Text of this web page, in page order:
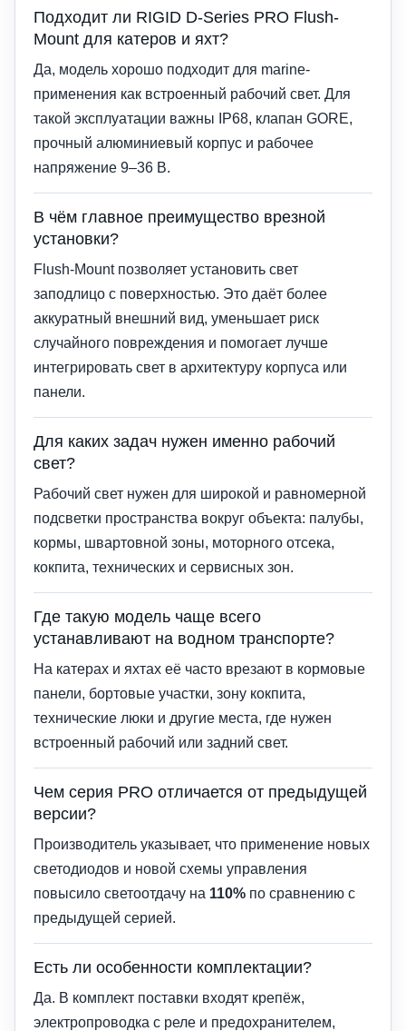
Подходит ли RIGID D-Series PRO Flush-
Mount для катеров и яхт?
Да, модель хорошо подходит для marine-
применения как встроенный рабочий свет. Для
такой эксплуатации важны IP68, клапан GORE,
прочный алюминиевый корпус и рабочее
напряжение 9–36 В.
В чём главное преимущество врезной
установки?
Flush-Mount позволяет установить свет
заподлицо с поверхностью. Это даёт более
аккуратный внешний вид, уменьшает риск
случайного повреждения и помогает лучше
интегрировать свет в архитектуру корпуса или
панели.
Для каких задач нужен именно рабочий
свет?
Рабочий свет нужен для широкой и равномерной
подсветки пространства вокруг объекта: палубы,
кормы, швартовной зоны, моторного отсека,
кокпита, технических и сервисных зон.
Где такую модель чаще всего
устанавливают на водном транспорте?
На катерах и яхтах её часто врезают в кормовые
панели, бортовые участки, зону кокпита,
технические люки и другие места, где нужен
встроенный рабочий или задний свет.
Чем серия PRO отличается от предыдущей
версии?
Производитель указывает, что применение новых
светодиодов и новой схемы управления
повысило светоотдачу на 110% по сравнению с
предыдущей серией.
Есть ли особенности комплектации?
Да. В комплект поставки входят крепёж,
электропроводка с реле и предохранителем,